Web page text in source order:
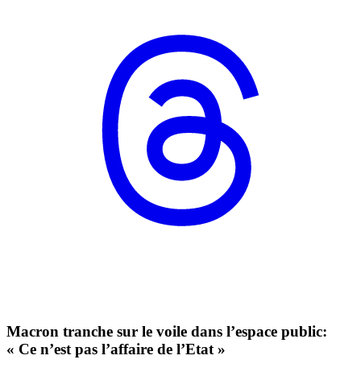
Macron tranche sur le voile dans l’espace public:
« Ce n’est pas l’affaire de l’Etat »